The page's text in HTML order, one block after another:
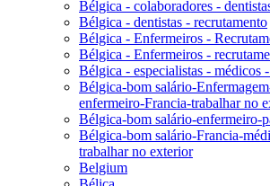
Bélgica - colaboradores -
Bélgica - dentistas - recrutamento
Bélgica - Enfermeiros -
Bélgica - Enfermeiros -
Bélgica - especialistas - médicos
Bélgica-bom salário-
enfermeiro-Francia-trabalhar no
Bélgica-bom salário-enfermeiro-
Bélgica-bom salário-Francia-
trabalhar no exterior
Belgium